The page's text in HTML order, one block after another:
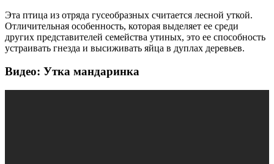
Эта птица из отряда гусеобразных считается лесной уткой.
Отличительная особенность, которая выделяет ее среди
других представителей семейства утиных, это ее способность
устраивать гнезда и высиживать яйца в дуплах деревьев.
Видео: Утка мандаринка